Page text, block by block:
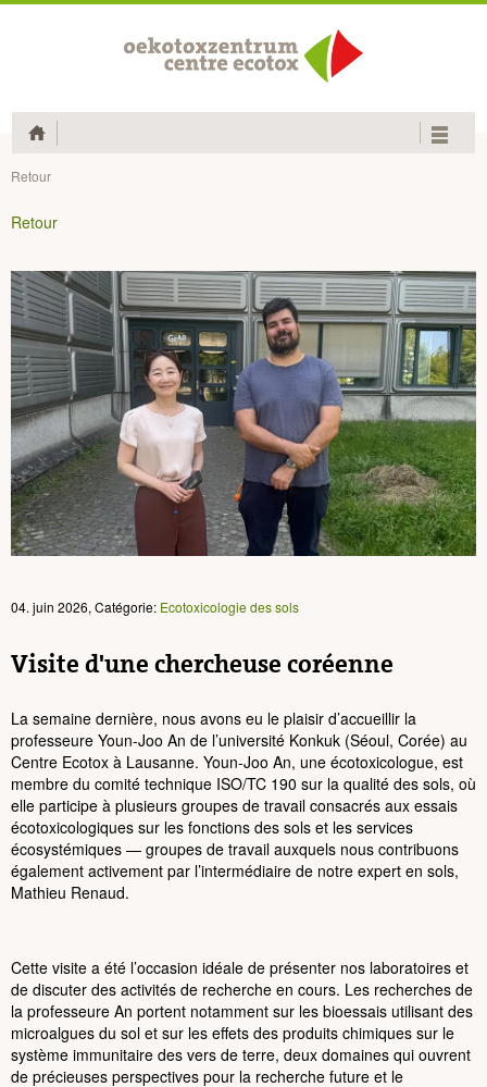
Home
Retour
Retour
04. juin 2026, Catégorie: Ecotoxicologie des sols
Visite d'une chercheuse coréenne
La semaine dernière, nous avons eu le plaisir d’accueillir la
professeure Youn-Joo An de l’université Konkuk (Séoul, Corée) au
Centre Ecotox à Lausanne. Youn-Joo An, une écotoxicologue, est
membre du comité technique ISO/TC 190 sur la qualité des sols, où
elle participe à plusieurs groupes de travail consacrés aux essais
écotoxicologiques sur les fonctions des sols et les services
écosystémiques — groupes de travail auxquels nous contribuons
également activement par l’intermédiaire de notre expert en sols,
Mathieu Renaud.
Cette visite a été l’occasion idéale de présenter nos laboratoires et
de discuter des activités de recherche en cours. Les recherches de
la professeure An portent notamment sur les bioessais utilisant des
microalgues du sol et sur les effets des produits chimiques sur le
système immunitaire des vers de terre, deux domaines qui ouvrent
de précieuses perspectives pour la recherche future et le